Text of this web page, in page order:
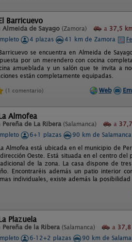
Barricuevo
Almeida de Sayago (Zamora) a 37,5
4 plazas 41 km de Zamora
se encuentra en Almeida de
por un merendero con cocina
amueblada y un salón que te invita a
están completamente equipadas.
(1 comentario) Web
Almofea
Pereña de La Ribera (Salamanca) a
6+1 plazas
90 km de Salamanca
Almofea está ubicada en el municipio de
Oeste. Está situada en el centro
de la zona. La casa dispone de
Encontraréis además un patio interior
individuales, existe además la posibilidad
Plazuela
Pereña de la Ribera (Salamanca) a
6-12+2 plazas
90 km de